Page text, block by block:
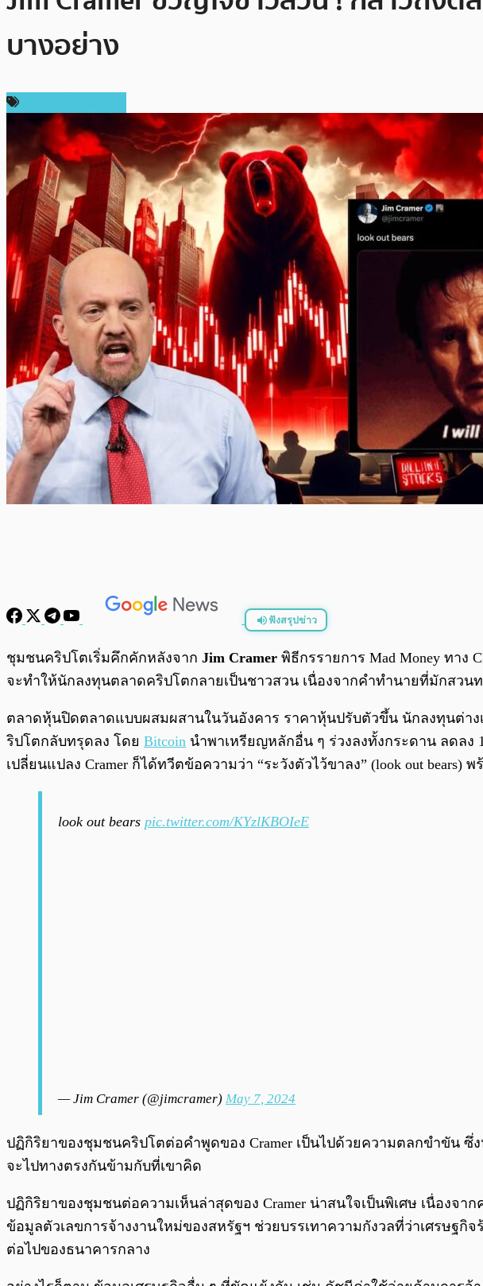
บางอย่าง
ฟังสรุปข่าว
พร้อมเล่น
ชุมชนคริปโตเริ่มคึกคักหลังจาก Jim Cramer พิธีกรรายการ Mad Money ทา
จะทำให้นักลงทุนตลาดคริปโตกลายเป็นชาวสวน เนื่องจากคำทำนายที่มักสว
ตลาดหุ้นปิดตลาดแบบผสมผสานในวันอังคาร ราคาหุ้นปรับตัวขึ้น นักลงทุนต่า
ริปโตกลับทรุดลง โดย Bitcoin นำพาเหรียญหลักอื่น ๆ ร่วงลงทั้งกระดาน ลดลง
เปลี่ยนแปลง Cramer ก็ได้ทวีตข้อความว่า “ระวังตัวไว้ขาลง” (look out
look out bears pic.twitter.com/KYzlKBOIeE
— Jim Cramer (@jimcramer) May 7, 2024
ปฏิกิริยาของชุมชนคริปโตต่อคำพูดของ Cramer เป็นไปด้วยความตลกขำขัน
จะไปทางตรงกันข้ามกับที่เขาคิด
ปฏิกิริยาของชุมชนต่อความเห็นล่าสุดของ Cramer น่าสนใจเป็นพิเศษ เนื่อง
ข้อมูลตัวเลขการจ้างงานใหม่ของสหรัฐฯ ช่วยบรรเทาความกังวลที่ว่าเศรษฐกิ
ต่อไปของธนาคารกลาง